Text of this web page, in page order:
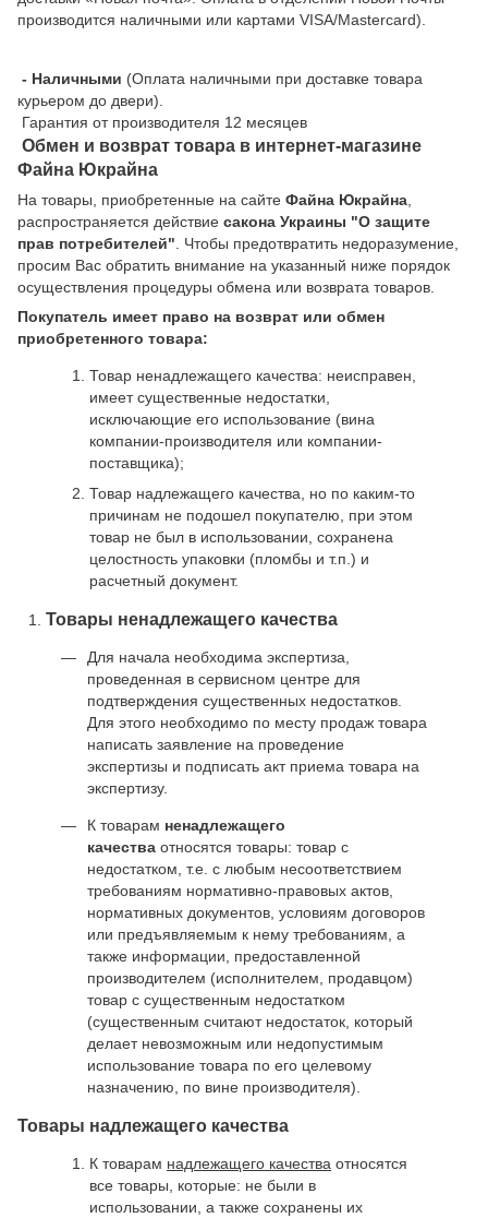
производится наличными или картами VISA/Mastercard).
- Наличными (Оплата наличными при доставке товара
курьером до двери).
Гарантия от производителя 12 месяцев
Обмен и возврат товара в интернет-магазине
Файна Юкрайна
На товары, приобретенные на сайте Файна Юкрайна
распространяется действие cакона Украины "О защите
прав потребителей" . Чтобы предотвратить недоразумение,
просим Вас обратить внимание на указанный ниже порядок
осуществления процедуры обмена или возврата товаров.
Покупатель имеет право на возврат или обмен
приобретенного товара:
Товар ненадлежащего качества: неисправен,
имеет существенные недостатки,
исключающие его использование (вина
компании-производителя или компании-
поставщика);
Товар надлежащего качества, но по каким-то
причинам не подошел покупателю, при этом
товар не был в использовании, сохранена
целостность упаковки (пломбы и т.п.) и
расчетный документ.
Товары ненадлежащего качества
Для начала необходима экспертиза,
проведенная в сервисном центре для
подтверждения существенных недостатков.
Для этого необходимо по месту продаж товара
написать заявление на проведение
экспертизы и подписать акт приема товара на
экспертизу.
К товарам ненадлежащего
качества относятся товары: товар с
недостатком, т.е. с любым несоответствием
требованиям нормативно-правовых актов,
нормативных документов, условиям договоров
или предъявляемым к нему требованиям, а
также информации, предоставленной
производителем (исполнителем, продавцом)
товар с существенным недостатком
(существенным считают недостаток, который
делает невозможным или недопустимым
использование товара по его целевому
назначению, по вине производителя).
Товары надлежащего качества
К товарам надлежащего качества относятся
все товары, которые: не были в
использовании, а также сохранены их